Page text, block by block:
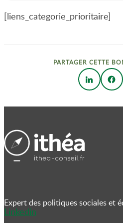
[liens_categorie_prioritaire]
PARTAGER CETTE
Expert des politiques sociales et
Linkedin